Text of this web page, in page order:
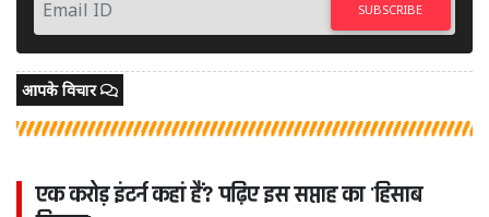
SUBSCRIBE
आपके विचार
एक करोड़ इंटर्न कहां हैं? पढ़िए इस सप्ताह का 'हिसाब